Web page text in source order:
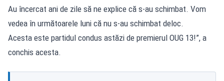
Au încercat ani de zile să ne explice că s-au schimbat. Vom
vedea în următoarele luni că nu s-au schimbat deloc.
Acesta este partidul condus astăzi de premierul OUG 13!”, a
conchis acesta.